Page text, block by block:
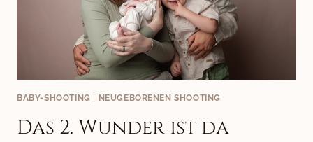
BABY-SHOOTING NEUGEBORENEN SHOOTING
Das 2. Wunder ist da